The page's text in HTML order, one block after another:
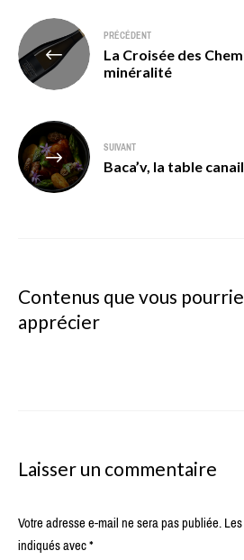
Navigation
de
l’article
PRÉCÉDENT
La Croisée des
minéralité
SUIVANT
Baca’v, la table
Contenus que vous
apprécier
Laisser un commentaire
Votre adresse e-mail ne sera pas publiée.
indiqués avec*